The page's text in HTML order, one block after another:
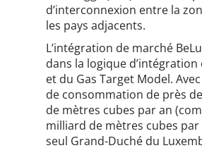
d’interconnexion entre la
les pays adjacents.
L’intégration de marché
dans la logique
et du Gas Target Model.
de consommation de près
de mètres cubes par an
milliard de mètres cubes
seul Grand-Duché du